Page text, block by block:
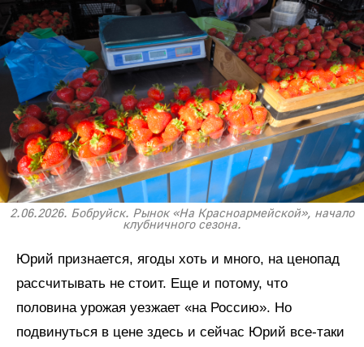
2.06.2026. Бобруйск. Рынок «На Красноармейской», начало
клубничного сезона.
Юрий признается, ягоды хоть и много, на ценопад
рассчитывать не стоит. Еще и потому, что
половина урожая уезжает «на Россию». Но
подвинуться в цене здесь и сейчас Юрий все-таки